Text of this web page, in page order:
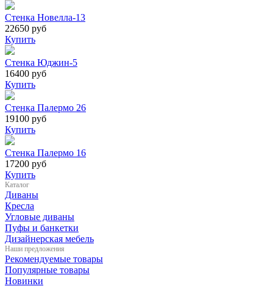
Стенка Новелла-13
22650 руб
Купить
Стенка Юджин-5
16400 руб
Купить
Стенка Палермо 26
19100 руб
Купить
Стенка Палермо 16
17200 руб
Купить
Каталог
Диваны
Кресла
Угловые диваны
Пуфы и банкетки
Дизайнерская мебель
Наши предложения
Рекомендуемые товары
Популярные товары
Новинки